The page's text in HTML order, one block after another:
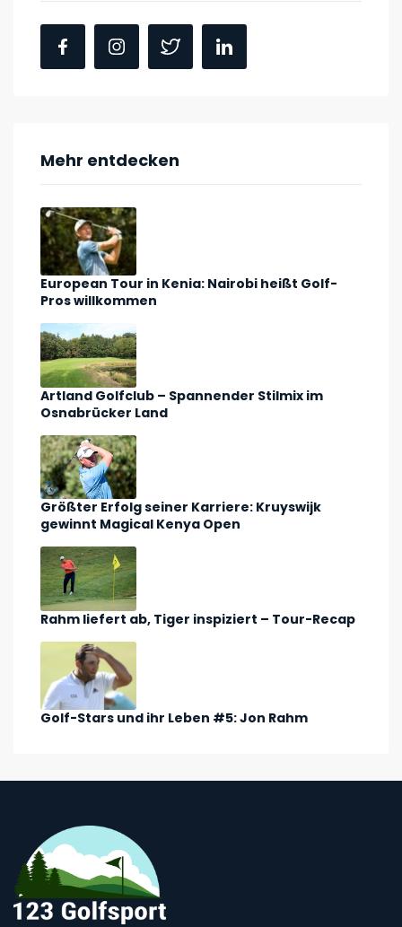
Mehr entdecken
European Tour in Kenia: Nairobi heißt Golf-
Pros willkommen
Artland Golfclub – Spannender Stilmix im
Osnabrücker Land
Größter Erfolg seiner Karriere: Kruyswijk
gewinnt Magical Kenya Open
Rahm liefert ab, Tiger inspiziert – Tour-Recap
Golf-Stars und ihr Leben #5: Jon Rahm